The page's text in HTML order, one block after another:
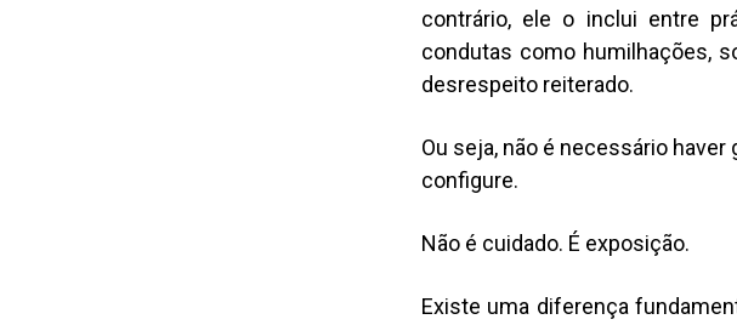
contrário, ele o inclui entre
condutas como humilhações,
desrespeito reiterado.
Ou seja, não é necessário
configure.
Não é cuidado. É exposição.
Existe uma diferença